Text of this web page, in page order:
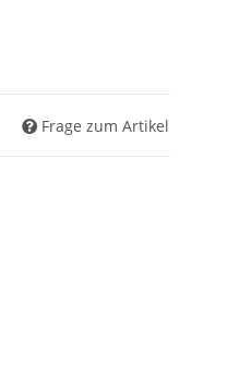
Frage zum Artikel